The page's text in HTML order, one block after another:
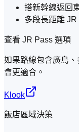
搭新幹線返回
多段長距離 JR
查看 JR Pass 選項
如果路線包含廣島、
會更適合。
Klook
飯店區域決策